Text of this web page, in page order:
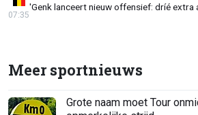
'Genk lanceert nieuw offensief: dríé extra
07:35
Meer sportnieuws
Grote naam moet Tour